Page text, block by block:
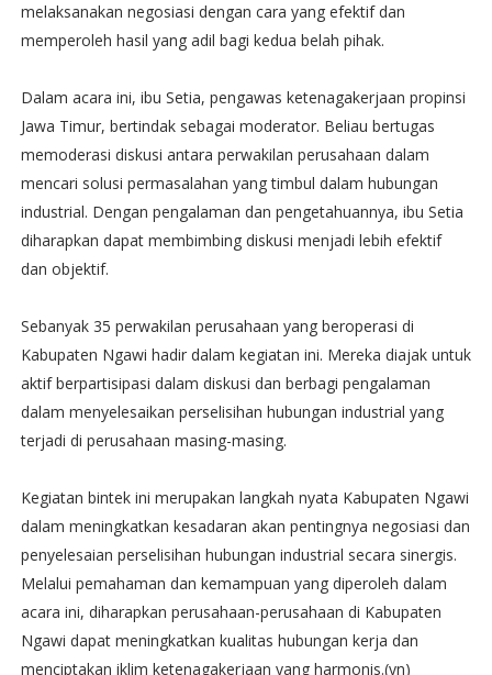
melaksanakan negosiasi dengan cara yang efektif dan
memperoleh hasil yang adil bagi kedua belah pihak.
Dalam acara ini, ibu Setia, pengawas ketenagakerjaan propinsi
Jawa Timur, bertindak sebagai moderator. Beliau bertugas
memoderasi diskusi antara perwakilan perusahaan dalam
mencari solusi permasalahan yang timbul dalam hubungan
industrial. Dengan pengalaman dan pengetahuannya, ibu Setia
diharapkan dapat membimbing diskusi menjadi lebih efektif
dan objektif.
Sebanyak 35 perwakilan perusahaan yang beroperasi di
Kabupaten Ngawi hadir dalam kegiatan ini. Mereka diajak untuk
aktif berpartisipasi dalam diskusi dan berbagi pengalaman
dalam menyelesaikan perselisihan hubungan industrial yang
terjadi di perusahaan masing-masing.
Kegiatan bintek ini merupakan langkah nyata Kabupaten Ngawi
dalam meningkatkan kesadaran akan pentingnya negosiasi dan
penyelesaian perselisihan hubungan industrial secara sinergis.
Melalui pemahaman dan kemampuan yang diperoleh dalam
acara ini, diharapkan perusahaan-perusahaan di Kabupaten
Ngawi dapat meningkatkan kualitas hubungan kerja dan
menciptakan iklim ketenagakerjaan yang harmonis.(yn)